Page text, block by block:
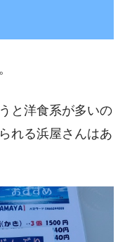
と洋食系が多いの
れる浜屋さんはあ